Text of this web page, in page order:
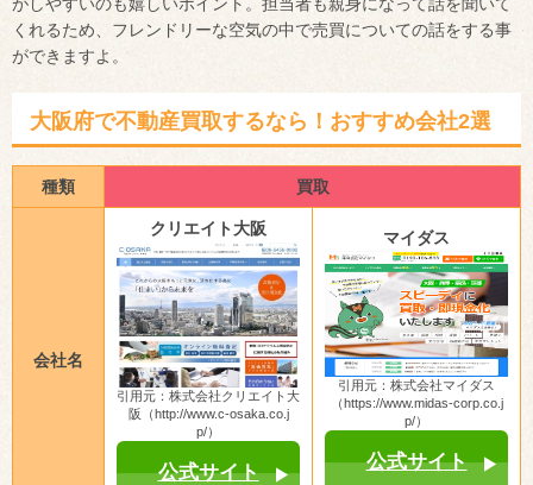
くれるため、フレンドリーな空気の中で売買についての話をする事
ができますよ。
大阪府で不動産買取するなら！おすすめ会社2選
種類 買取
会社名
クリエイト大阪
引用元：株式会社クリエイト大
阪（http://www.c-osaka.co.j
p/）
公式サイト
マイダス
引用元：株式会社マイダス
（https://www.midas-corp.co.j
p/）
公式サイト